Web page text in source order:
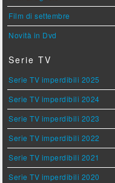
Film di settembre
Novità in Dvd
Serie TV
Serie TV imperdibili 2025
Serie TV imperdibili 2024
Serie TV imperdibili 2023
Serie TV imperdibili 2022
Serie TV imperdibili 2021
Serie TV imperdibili 2020